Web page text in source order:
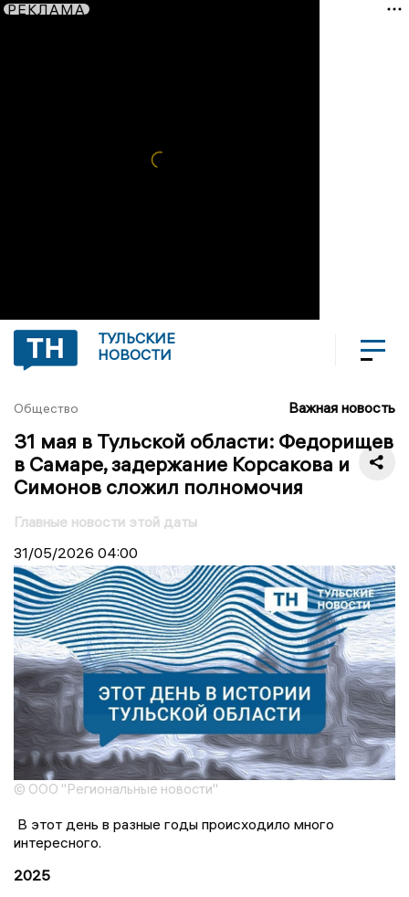
РЕКЛАМА
ТУЛЬСКИЕ
НОВОСТИ
Общество Важная новость
31 мая в Тульской области: Федорищев
в Самаре, задержание Корсакова и
Симонов сложил полномочия
Главные новости этой даты
31/05/2026 04:00
© ООО "Региональные новости"
В этот день в разные годы происходило много
интересного.
2025